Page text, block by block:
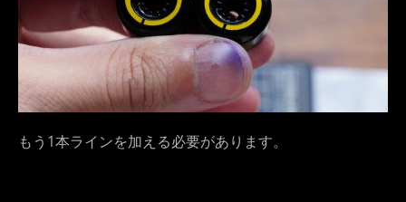
もう1本ラインを加える必要があります。